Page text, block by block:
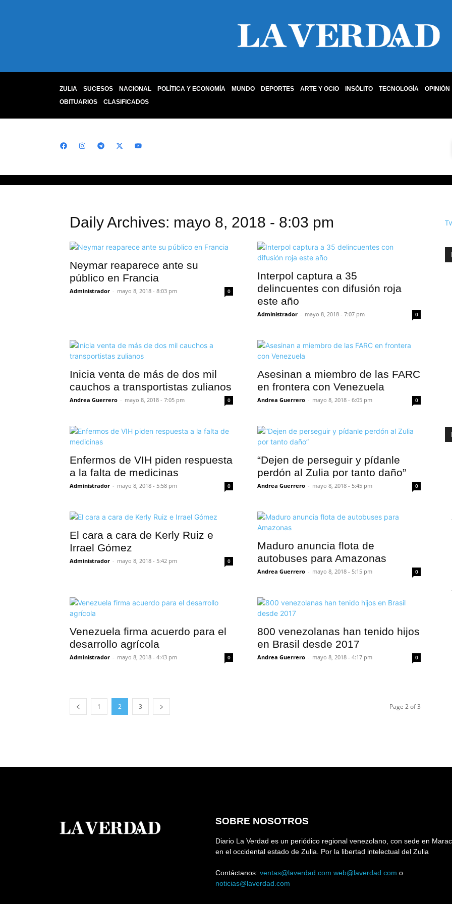
ZULIA SUCESOS NACIONAL POLÍTICA Y ECONOMÍA MUNDO DEPORTES ARTE Y OCIO INSÓLITO TECNOLOGÍA OPINIÓN
OBITUARIOS
CLASIFICADOS
Daily Archives: mayo 8, 2018 - 8:03 pm
Neymar reaparece ante su
público en Francia
Administrador - mayo 8, 2018 - 8:03 pm 0
Interpol captura a 35
delincuentes con difusión roja
este año
Administrador - mayo 8, 2018 - 7:07 pm 0
Inicia venta de más de dos mil
cauchos a transportistas zulianos
Andrea Guerrero - mayo 8, 2018 - 7:05 pm 0
Asesinan a miembro de las FARC
en frontera con Venezuela
Andrea Guerrero - mayo 8, 2018 - 6:05 pm 0
Enfermos de VIH piden respuesta
a la falta de medicinas
Administrador - mayo 8, 2018 - 5:58 pm 0
“Dejen de perseguir y pídanle
perdón al Zulia por tanto daño”
Andrea Guerrero - mayo 8, 2018 - 5:45 pm 0
El cara a cara de Kerly Ruiz e
Irrael Gómez
Administrador - mayo 8, 2018 - 5:42 pm 0
Maduro anuncia flota de
autobuses para Amazonas
Andrea Guerrero - mayo 8, 2018 - 5:15 pm 0
Venezuela firma acuerdo para el
desarrollo agrícola
Administrador - mayo 8, 2018 - 4:43 pm 0
800 venezolanas han tenido hijos
en Brasil desde 2017
Andrea Guerrero - mayo 8, 2018 - 4:17 pm 0
1 2 3 Page 2 of 3
SOBRE NOSOTROS
Diario La Verdad es un periódico regional venezolano, con sede en
en el occidental estado de Zulia. Por la libertad intelectual del Zulia
Contáctanos: ventas@laverdad.com web@laverdad.com o
noticias@laverdad.com